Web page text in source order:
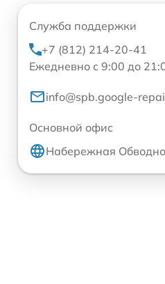
Служба поддержки
+7 (812) 214-20-41
Ежедневно с 9:00 до
info@spb.google-
Основной офис
Набережная